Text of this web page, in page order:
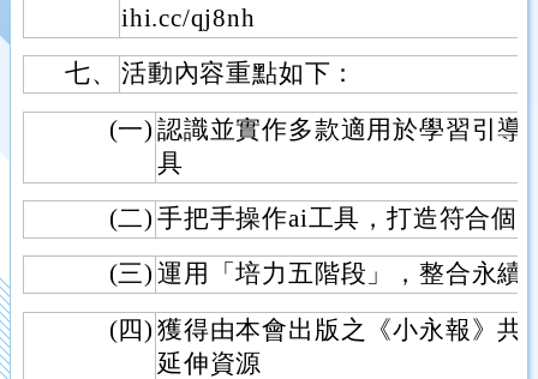
ihi.cc/qj8nh
七、
活動內容重點如下：
(一) 認識並實作多款適用於學習引導
具
(二) 手把手操作ai工具，打造符合個
(三) 運用「培力五階段」，整合永
(四) 獲得由本會出版之《小永報》共
延伸資源